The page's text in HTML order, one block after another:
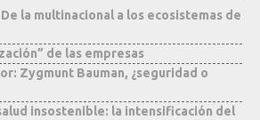
la multinacional a los ecosistemas de
de las empresas
Zygmunt Bauman, ¿seguridad o
insostenible: la intensificación del